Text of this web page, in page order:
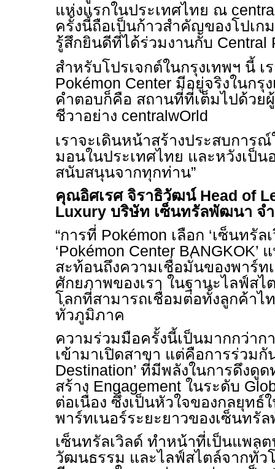
แห่งแรกในประเทศไทย ณ
ครั้งนี้ถือเป็นก้าวสำคัญของโปเก
รู้สึกยินดีที่ได้ร่วมงานกับ Central
สำหรับโปรเจกต์ในกรุงเทพฯ นี้ เ
Pokémon Center มีอยู่จริงในกรุ
คำตอบก็คือ สถานที่ที่เต็มไปด้วย
ชีวาอย่าง centralwOrld
เราจะเดินหน้าสร้างประสบการ
มอนในประเทศไทย และหวังเป็น
สนับสนุนจากทุกท่าน”
คุณอิศเรศ จิราธิวัฒน์ Head of
Luxury บริษัท เซ็นทรัลพัฒนา จ
“การที่ Pokémon เลือก ‘เซ็นทรัล
‘Pokémon Center BANGKOK’
สะท้อนถึงความเชื่อมั่นของพาร์ท
ศักยภาพของเรา ในฐานะไลฟ์ส
โลกที่สามารถเชื่อมต่อทั้งลูกค้าไ
ทั่วภูมิภาค
ความร่วมมือครั้งนี้เป็นมากกว่าก
เข้ามาเปิดสาขา แต่คือการร่วมกั
Destination’ ที่มีพลังในการดึง
สร้าง Engagement ในระดับ
ต่อเนื่อง ซึ่งเป็นหัวใจของกลยุทธ์
พาร์ทเนอร์ระยะยาวของเซ็นทรั
เซ็นทรัลเวิลด์ ทำหน้าที่เป็นแพล
วัฒนธรรม และไลฟ์สไตล์จากทั่ว